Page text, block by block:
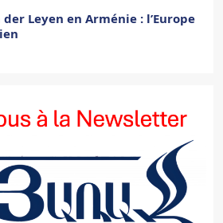
Leyen en Arménie : l’Europe